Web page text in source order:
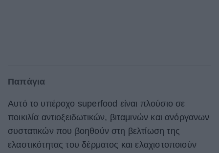
Παπάγια
Αυτό το υπέροχο superfood είναι πλούσιο σε
ποικιλία αντιοξειδωτικών, βιταμινών και ανόργανων
συστατικών που βοηθούν στη βελτίωση της
ελαστικότητας του δέρματος και ελαχιστοποιούν